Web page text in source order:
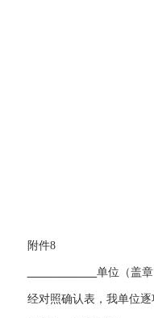
附件8
____ __ _单位（盖
经对照确认表，我单位